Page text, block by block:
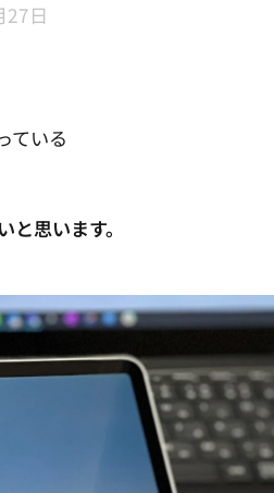
27日
ている
思います。